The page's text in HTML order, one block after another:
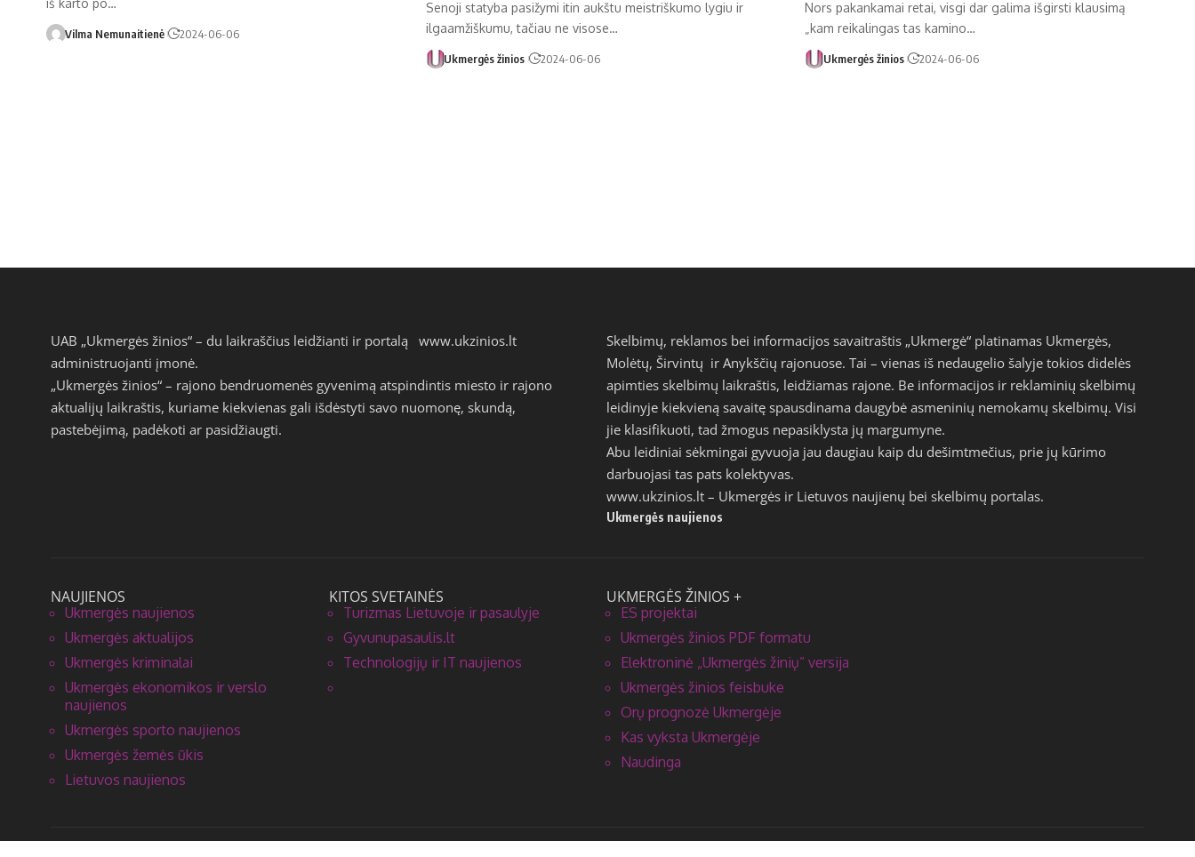
iš karto po…
Vilma Nemunaitienė 2024-06-06
Senoji statyba pasižymi itin aukštu meistriškumo lygiu ir
ilgaamžiškumu, tačiau ne visose…
Ukmergės žinios 2024-06-06
Nors pakankamai retai, visgi dar galima išgirsti klausimą
„kam reikalingas tas kamino…
Ukmergės žinios 2024-06-06
UAB „Ukmergės žinios“ – du laikraščius leidžianti ir portalą www.ukzinios.lt
administruojanti įmonė.
„Ukmergės žinios“ – rajono bendruomenės gyvenimą atspindintis miesto ir rajono
aktualijų laikraštis, kuriame kiekvienas gali išdėstyti savo nuomonę, skundą,
pastebėjimą, padėkoti ar pasidžiaugti.
Skelbimų, reklamos bei informacijos savaitraštis „Ukmergė“ platinamas Ukmergės,
Molėtų, Širvintų ir Anykščių rajonuose. Tai – vienas iš nedaugelio šalyje tokios didelės
apimties skelbimų laikraštis, leidžiamas rajone. Be informacijos ir reklaminių skelbimų
leidinyje kiekvieną savaitę spausdinama daugybė asmeninių nemokamų skelbimų. Visi
jie klasifikuoti, tad žmogus nepasiklysta jų margumyne.
Abu leidiniai sėkmingai gyvuoja jau daugiau kaip du dešimtmečius, prie jų kūrimo
darbuojasi tas pats kolektyvas.
www.ukzinios.lt – Ukmergės ir Lietuvos naujienų bei skelbimų portalas.
Ukmergės naujienos
NAUJIENOS
Ukmergės naujienos
Ukmergės aktualijos
Ukmergės kriminalai
Ukmergės ekonomikos ir verslo
naujienos
Ukmergės sporto naujienos
Ukmergės žemės ūkis
Lietuvos naujienos
KITOS SVETAINĖS
Turizmas Lietuvoje ir pasaulyje
Gyvunupasaulis.lt
Technologijų ir IT naujienos
UKMERGĖS ŽINIOS +
ES projektai
Ukmergės žinios PDF formatu
Elektroninė „Ukmergės žinių” versija
Ukmergės žinios feisbuke
Orų prognozė Ukmergėje
Kas vyksta Ukmergėje
Naudinga